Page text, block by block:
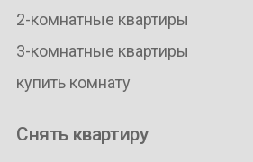
2-комнатные квартиры
3-комнатные квартиры
купить комнату
Снять квартиру